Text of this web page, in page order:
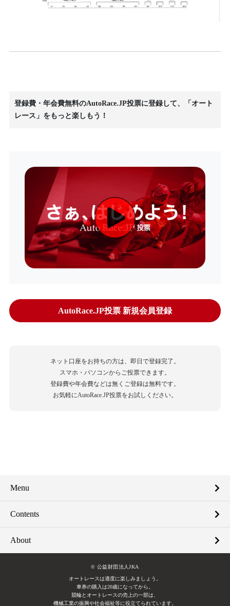
登録費・年会費無料のAutoRace.JP投票に登録して、「オート
レース」をもっと楽しもう！
AutoRace.JP投票 新規会員登録
ネット口座をお持ちの方は、即日で登録完了。
スマホ・パソコンからご投票できます。
登録費や年会費などは無くご登録は無料です。
お気軽にAutoRace.JP投票をお試しください。
Menu
Contents
About
© 公益財団法人JKA
オートレースは適度に楽しみましょう。
車券の購入は20歳になってから。
競輪とオートレースの売上の一部は、
機械工業の振興や社会福祉等に役立てられています。